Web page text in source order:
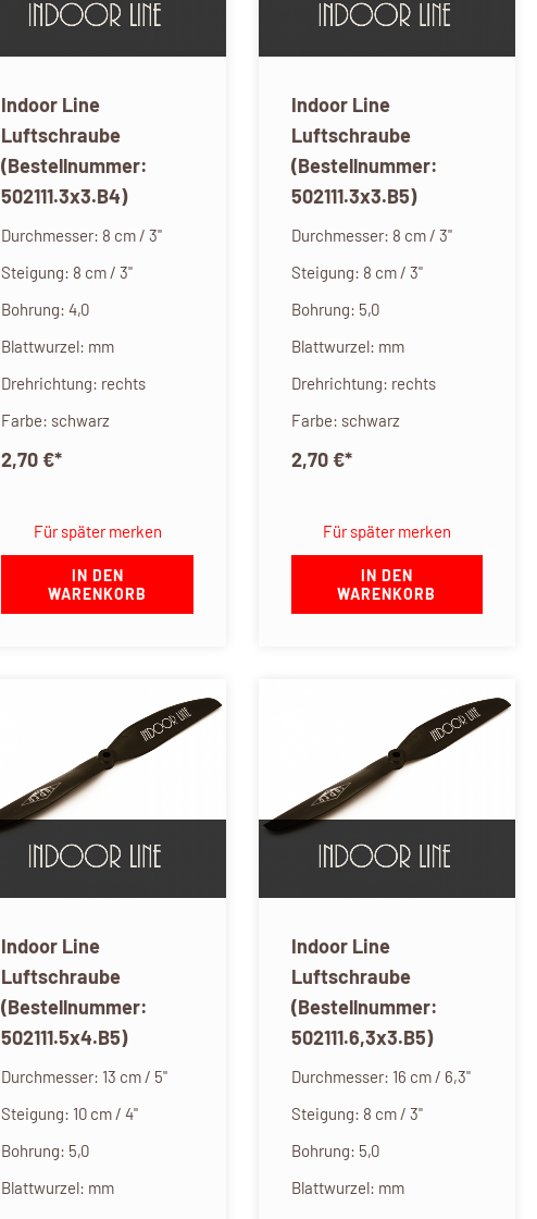
Indoor Line
Luftschraube
(Bestellnummer:
502111.3x3.B4)
Durchmesser: 8 cm / 3"
Steigung: 8 cm / 3"
Bohrung: 4,0
Blattwurzel: mm
Drehrichtung: rechts
Farbe: schwarz
2,70 €*
Für später merken
IN DEN
WARENKORB
Indoor Line
Luftschraube
(Bestellnummer:
502111.3x3.B5)
Durchmesser: 8 cm / 3"
Steigung: 8 cm / 3"
Bohrung: 5,0
Blattwurzel: mm
Drehrichtung: rechts
Farbe: schwarz
2,70 €*
Für später merken
IN DEN
WARENKORB
Indoor Line
Luftschraube
(Bestellnummer:
502111.5x4.B5)
Durchmesser: 13 cm / 5"
Steigung: 10 cm / 4"
Bohrung: 5,0
Blattwurzel: mm
Indoor Line
Luftschraube
(Bestellnummer:
502111.6,3x3.B5)
Durchmesser: 16 cm / 6,3"
Steigung: 8 cm / 3"
Bohrung: 5,0
Blattwurzel: mm